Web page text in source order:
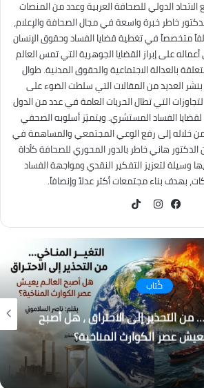
الدولي للصحافة العربية وعدد من المنصات
خاطر خبرة واسعة في مجال الصحافة والإعلام،
متخصصاً في تغطية قضايا الفساد وحقوق الإنسان
على إبراز القضايا الجوهرية التي تمس العالم
بالعدالة الاجتماعية والحقوق المدنية. طوال
العديد من المقالات التي سلطت الضوء على
التي تطال الحريات العامة في عدد من الدول
لقضايا الفساد المستشري. ويتميّز أسلوبه الصحفي
من خلاله إلى رفع الوعي المجتمعي والمساهمة في
الدكتور هاني خاطر بالدور المحوري للصحافة كأداة
وسيلة لتعزيز التفكير النقدي ومواجهة الفساد
بهدف بناء مجتمعات أكثر عدلاً وإنصافاً.
كُتاب
من التحذير إلى الاحتراق ، هل أصبح
عصر الكوارث المناخية؟